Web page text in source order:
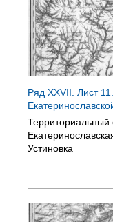
Ряд XXVII. Лист
Территориальный
Устиновка